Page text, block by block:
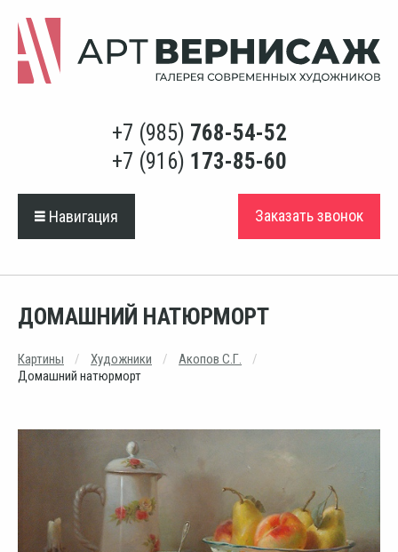
+7 (985) 768-54-52
+7 (916) 173-85-60
Навигация Заказать звонок
ДОМАШНИЙ НАТЮРМОРТ
Картины Художники
Акопов С.Г.
Домашний натюрморт